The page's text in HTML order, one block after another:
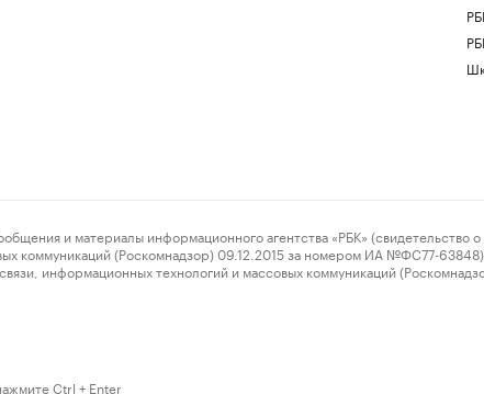
и материалы информационного агентства «РБК» (свидетельство о
коммуникаций (Роскомнадзор) 09.12.2015 за номером ИА №ФС77-63848)
информационных технологий и массовых коммуникаций
Ctrl + Enter